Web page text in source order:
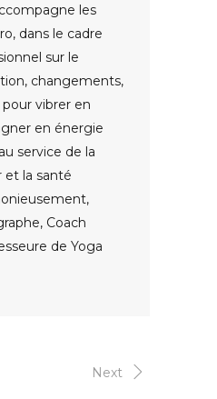
les
dans le cadre
sur le
changements,
vibrer en
en énergie
service de la
et la santé
Coach
de Yoga
Next